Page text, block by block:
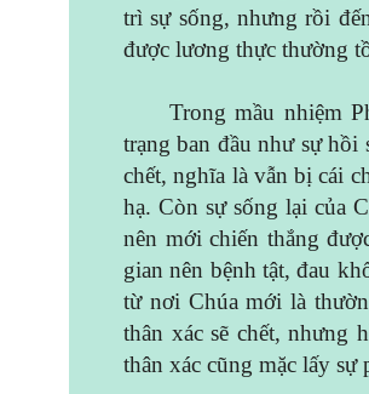
trì sự sống, nhưng rồi
được lương thực thường
Trong mầu nhiệm
trạng ban đầu như sự hồi
chết, nghĩa là vẫn bị cái
hạ. Còn sự sống lại của
nên mới chiến thắng
gian nên bệnh tật, đau
từ nơi Chúa mới là
thân xác sẽ chết, nhưng
thân xác cũng mặc lấy